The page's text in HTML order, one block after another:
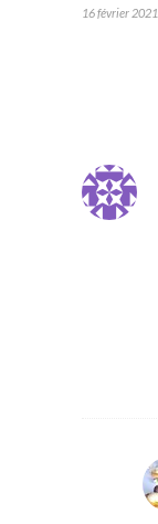
16 février 2021